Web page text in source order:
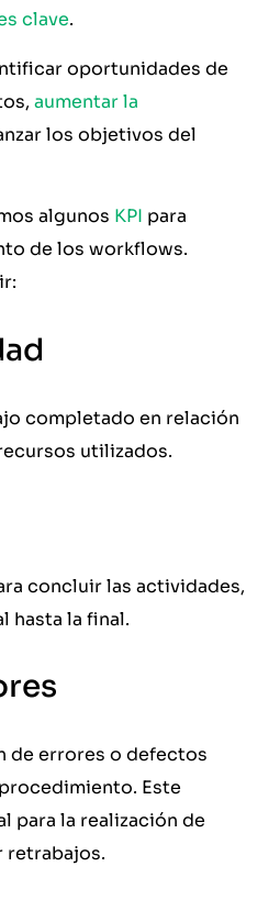
clave.
oportunidades de
aumentar la
los objetivos del
algunos KPI para
de los workflows.
completado en relación
utilizados.
concluir las actividades,
hasta la final.
de errores o defectos
Este
para la realización de
retrabajos.